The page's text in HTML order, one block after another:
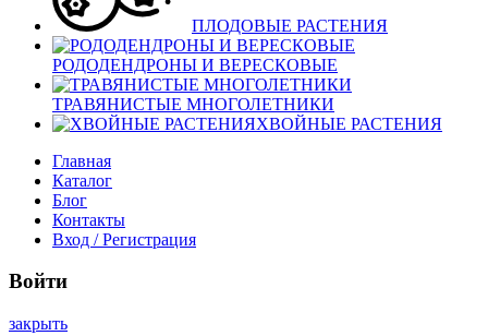
ПЛОДОВЫЕ РАСТЕНИЯ
РОДОДЕНДРОНЫ И ВЕРЕСКОВЫЕ
ТРАВЯНИСТЫЕ МНОГОЛЕТНИКИ
ХВОЙНЫЕ РАСТЕНИЯ
Главная
Каталог
Блог
Контакты
Вход / Регистрация
Войти
закрыть